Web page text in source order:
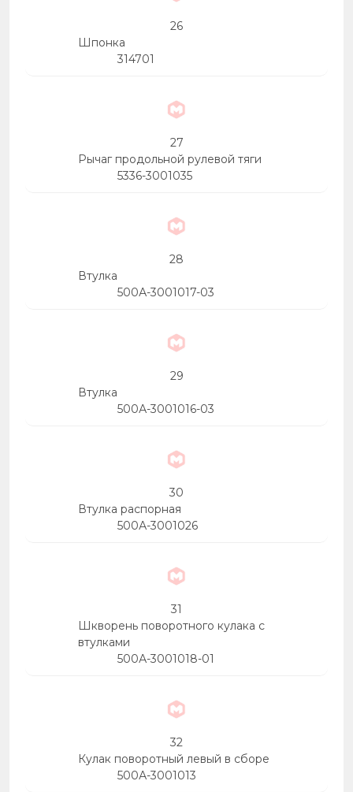
26
Шпонка
314701
27
Рычаг продольной рулевой тяги
5336-3001035
28
Втулка
500А-3001017-03
29
Втулка
500А-3001016-03
30
Втулка распорная
500А-3001026
31
Шкворень поворотного кулака с
втулками
500А-3001018-01
32
Кулак поворотный левый в сборе
500А-3001013